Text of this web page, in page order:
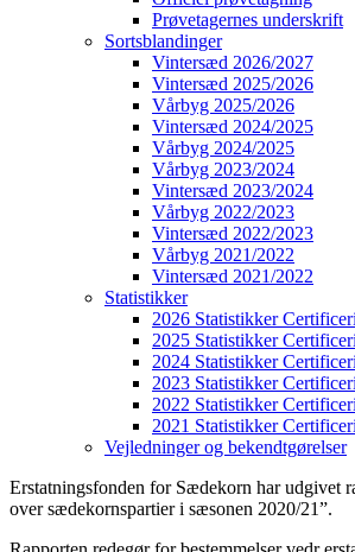
Prøvetagernes underskrift
Sortsblandinger
Vintersæd 2026/2027
Vintersæd 2025/2026
Vårbyg 2025/2026
Vintersæd 2024/2025
Vårbyg 2024/2025
Vårbyg 2023/2024
Vintersæd 2023/2024
Vårbyg 2022/2023
Vintersæd 2022/2023
Vårbyg 2021/2022
Vintersæd 2021/2022
Statistikker
2026 Statistikker
2025 Statistikker
2024 Statistikker
2023 Statistikker
2022 Statistikker
2021 Statistikker
Vejledninger og bekendtgørelser
Erstatningsfonden for Sædekorn har udgivet
over sædekornspartier i sæsonen 2020/21”.